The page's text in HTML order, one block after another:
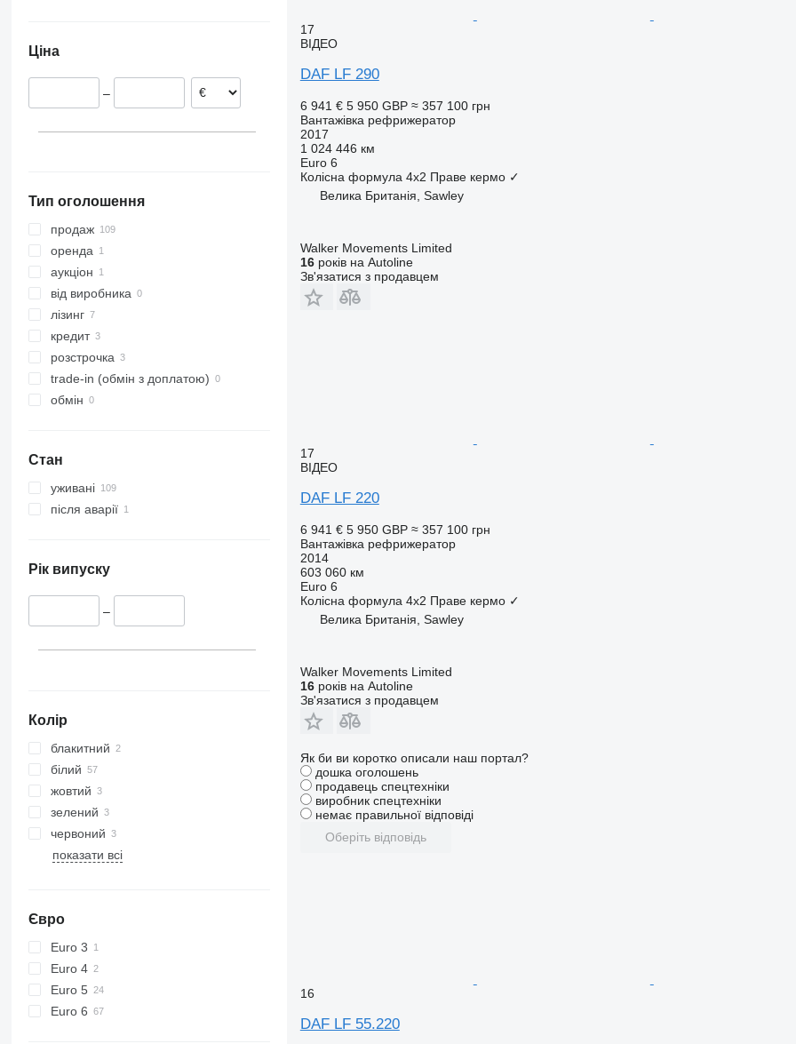
Польща
Угорщина
Ціна
–
Тип оголошення
продаж
оренда
аукціон
від виробника
лізинг
кредит
розстрочка
trade-in (обмін з доплатою)
обмін
Стан
уживані
після аварії
Рік випуску
–
Колір
блакитний
білий
жовтий
зелений
червоний
показати всі
Євро
Euro 3
Euro 4
Euro 5
Euro 6
17
ВІДЕО
DAF LF 290
6 941 € 5 950 GBP ≈ 357 100 грн
Вантажівка рефрижератор
2017
1 024 446 км
Euro 6
Колісна формула 4x2 Праве кермо ✓
Велика Британія, Sawley
Walker Movements Limited
16років на Autoline
Зв'язатися з продавцем
17
ВІДЕО
DAF LF 220
6 941 € 5 950 GBP ≈ 357 100 грн
Вантажівка рефрижератор
2014
603 060 км
Euro 6
Колісна формула 4x2 Праве кермо ✓
Велика Британія, Sawley
Walker Movements Limited
16років на Autoline
Зв'язатися з продавцем
Як би ви коротко описали наш портал?
дошка оголошень
продавець спецтехніки
виробник спецтехніки
немає правильної відповіді
Оберіть відповідь
16
DAF LF 55.220